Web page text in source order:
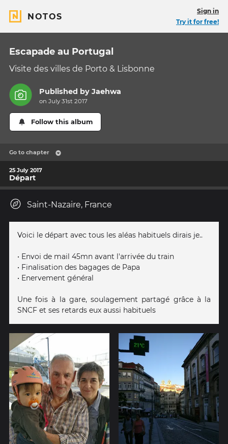
NOTOS
Sign in
Try it for free!
Escapade au Portugal
Visite des villes de Porto & Lisbonne
Published byJaehwa
on July 31st 2017
Follow this album
Go to chapter
25 July 2017
Départ
Saint-Nazaire, France
Voici le départ avec tous les aléas habituels dirais je..
• Envoi de mail 45mn avant l'arrivée du train
• Finalisation des bagages de Papa
• Enervement général
Une fois à la gare, soulagement partagé grâce à la
SNCF et ses retards eux aussi habituels